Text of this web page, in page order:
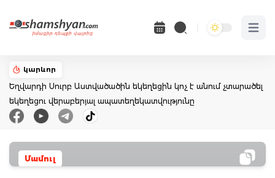
Open
կարևոր
Եղվարդի Սուրբ Աստվածածին եկեղեցին կոչ է անում չտարածել
եկեղեցու վերաբերյալ ապատեղեկատվությունը
Մամուլ